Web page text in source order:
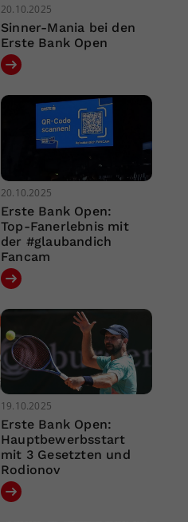
20.10.2025
Sinner-Mania bei den
Erste Bank Open
20.10.2025
Erste Bank Open:
Top-Fanerlebnis mit
der #glaubandich
Fancam
19.10.2025
Erste Bank Open:
Hauptbewerbsstart
mit 3 Gesetzten und
Rodionov